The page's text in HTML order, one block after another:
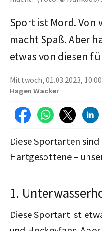
Sport ist Mord. Von
macht Spaß. Aber
etwas von diesen
Mittwoch, 01.03.2023,
Hagen Wacker
Diese Sportarten
Hartgesottene –
1.
Diese Sportart ist